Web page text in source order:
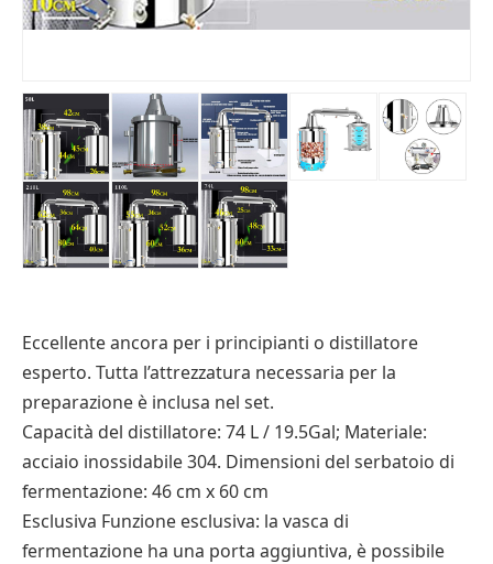
Eccellente ancora per i principianti o distillatore
esperto. Tutta l’attrezzatura necessaria per la
preparazione è inclusa nel set.
Capacità del distillatore: 74 L / 19.5Gal; Materiale:
acciaio inossidabile 304. Dimensioni del serbatoio di
fermentazione: 46 cm x 60 cm
Esclusiva Funzione esclusiva: la vasca di
fermentazione ha una porta aggiuntiva, è possibile